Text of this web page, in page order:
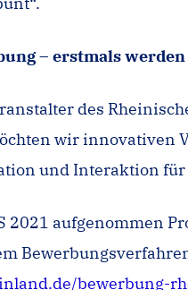
– erstmals
des
wir innovativen
und Interaktion
2021 aufgenommen
bewerbung-